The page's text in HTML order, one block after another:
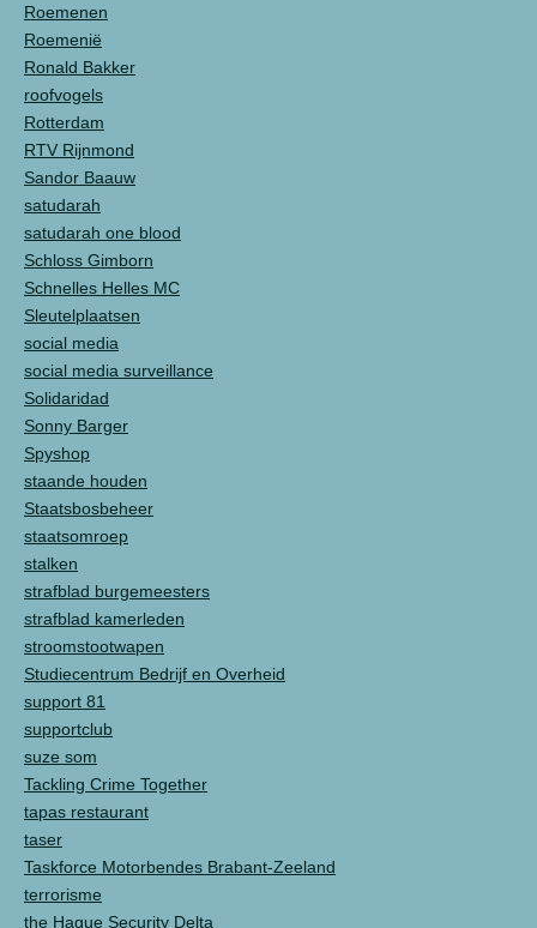
Roemenen
Roemenië
Ronald Bakker
roofvogels
Rotterdam
RTV Rijnmond
Sandor Baauw
satudarah
satudarah one blood
Schloss Gimborn
Schnelles Helles MC
Sleutelplaatsen
social media
social media surveillance
Solidaridad
Sonny Barger
Spyshop
staande houden
Staatsbosbeheer
staatsomroep
stalken
strafblad burgemeesters
strafblad kamerleden
stroomstootwapen
Studiecentrum Bedrijf en Overheid
support 81
supportclub
suze som
Tackling Crime Together
tapas restaurant
taser
Taskforce Motorbendes Brabant-Zeeland
terrorisme
the Hague Security Delta